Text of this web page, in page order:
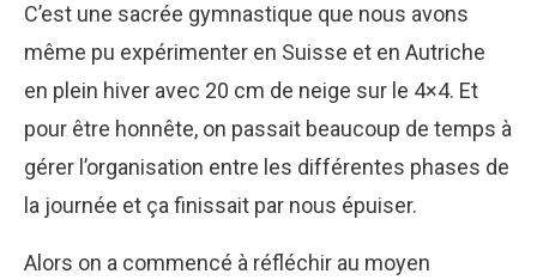
C’est une sacrée gymnastique que nous avons
même pu expérimenter en Suisse et en Autriche
en plein hiver avec 20 cm de neige sur le 4×4. Et
pour être honnête, on passait beaucoup de temps à
gérer l’organisation entre les différentes phases de
la journée et ça finissait par nous épuiser.
Alors on a commencé à réfléchir au moyen